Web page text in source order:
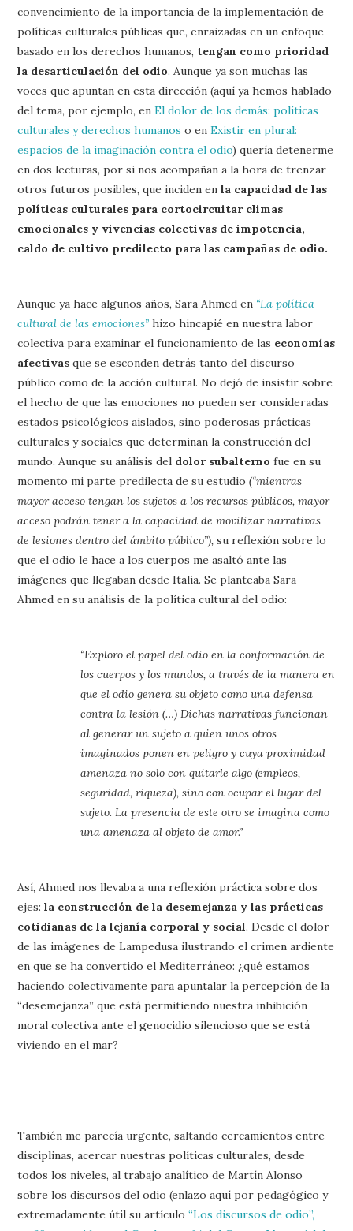
convencimiento de la importancia de la implementación de
políticas culturales públicas que, enraizadas en un enfoque
basado en los derechos humanos, tengan como prioridad
la desarticulación del odio. Aunque ya son muchas las
voces que apuntan en esta dirección (aquí ya hemos hablado
del tema, por ejemplo, enEl dolor de los demás: políticas
culturales y derechos humanos o enExistir en plural:
espacios de la imaginación contra el odio) quería detenerme
en dos lecturas, por si nos acompañan a la hora de trenzar
otros futuros posibles, que inciden enla capacidad de las
políticas culturales para cortocircuitar climas
emocionales y vivencias colectivas de impotencia,
caldo de cultivo predilecto para las campañas de odio.
Aunque ya hace algunos años, Sara Ahmed en “La política
cultural de las emociones” hizo hincapié en nuestra labor
colectiva para examinar el funcionamiento de las economías
afectivas que se esconden detrás tanto del discurso
público como de la acción cultural. No dejó de insistir sobre
el hecho de que las emociones no pueden ser consideradas
estados psicológicos aislados, sino poderosas prácticas
culturales y sociales que determinan la construcción del
mundo. Aunque su análisis del dolor subalterno fue en su
momento mi parte predilecta de su estudio(“mientras
mayor acceso tengan los sujetos a los recursos públicos, mayor
acceso podrán tener a la capacidad de movilizar narrativas
de lesiones dentro del ámbito público”), su reflexión sobre lo
que el odio le hace a los cuerpos me asaltó ante las
imágenes que llegaban desde Italia. Se planteaba Sara
Ahmed en su análisis de la política cultural del odio:
“Exploro el papel del odio en la conformación de
los cuerpos y los mundos, a través de la manera en
que el odio genera su objeto como una defensa
contra la lesión (…) Dichas narrativas funcionan
al generar un sujeto a quien unos otros
imaginados ponen en peligro y cuya proximidad
amenaza no solo con quitarle algo (empleos,
seguridad, riqueza), sino con ocupar el lugar del
sujeto. La presencia de este otro se imagina como
una amenaza al objeto de amor.”
Así, Ahmed nos llevaba a una reflexión práctica sobre dos
ejes:la construcción de la desemejanza y las prácticas
cotidianas de la lejanía corporal y social. Desde el dolor
de las imágenes de Lampedusa ilustrando el crimen ardiente
en que se ha convertido el Mediterráneo: ¿qué estamos
haciendo colectivamente para apuntalar la percepción de la
“desemejanza” que está permitiendo nuestra inhibición
moral colectiva ante el genocidio silencioso que se está
viviendo en el mar?
También me parecía urgente, saltando cercamientos entre
disciplinas, acercar nuestras políticas culturales, desde
todos los niveles, al trabajo analítico de Martín Alonso
sobre los discursos del odio (enlazo aquí por pedagógico y
extremadamente útil su artículo“Los discursos de odio”,